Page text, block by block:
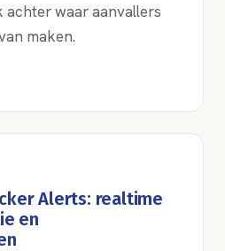
achter waar aanvallers
maken.
Alerts: realtime
en